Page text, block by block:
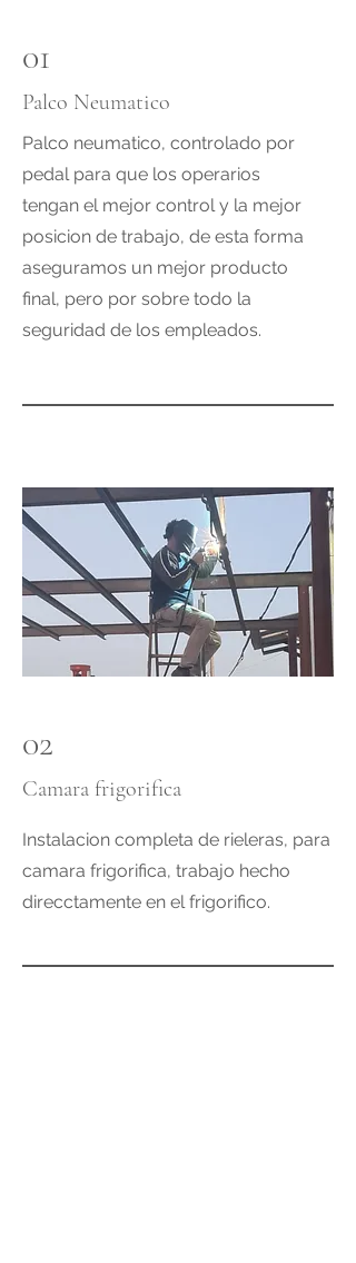
01
Palco Neumatico
Palco neumatico, controlado por
pedal para que los operarios
tengan el mejor control y la mejor
posicion de trabajo, de esta forma
aseguramos un mejor producto
final, pero por sobre todo la
seguridad de los empleados.
02
Camara frigorifica
Instalacion completa de rieleras, para
camara frigorifica, trabajo hecho
direcctamente en el frigorifico.